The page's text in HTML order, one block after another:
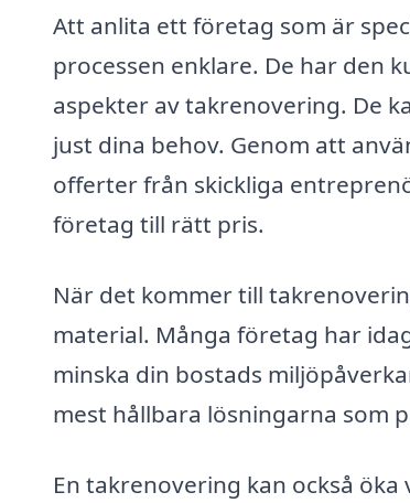
Att anlita ett företag som är
processen enklare. De har den
aspekter av takrenovering. De
just dina behov. Genom att
offerter från skickliga
företag till rätt pris.
När det kommer till
material. Många företag har
minska din bostads
mest hållbara lösningarna som
En takrenovering kan också